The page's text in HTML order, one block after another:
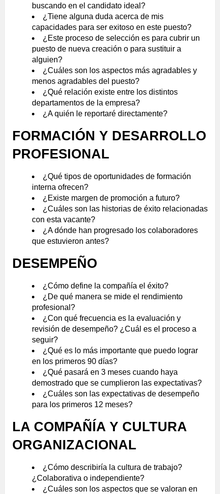
buscando en el candidato ideal?
¿Tiene alguna duda acerca de mis
capacidades para ser exitoso en este puesto?
¿Este proceso de selección es para cubrir un
puesto de nueva creación o para sustituir a
alguien?
¿Cuáles son los aspectos más agradables y
menos agradables del puesto?
¿Qué relación existe entre los distintos
departamentos de la empresa?
¿A quién le reportaré directamente?
FORMACIÓN Y DESARROLLO
PROFESIONAL
¿Qué tipos de oportunidades de formación
interna ofrecen?
¿Existe margen de promoción a futuro?
¿Cuáles son las historias de éxito relacionadas
con esta vacante?
¿A dónde han progresado los colaboradores
que estuvieron antes?
DESEMPEÑO
¿Cómo define la compañía el éxito?
¿De qué manera se mide el rendimiento
profesional?
¿Con qué frecuencia es la evaluación y
revisión de desempeño? ¿Cuál es el proceso a
seguir?
¿Qué es lo más importante que puedo lograr
en los primeros 90 días?
¿Qué pasará en 3 meses cuando haya
demostrado que se cumplieron las expectativas?
¿Cuáles son las expectativas de desempeño
para los primeros 12 meses?
LA COMPAÑÍA Y CULTURA
ORGANIZACIONAL
¿Cómo describiría la cultura de trabajo?
¿Colaborativa o independiente?
¿Cuáles son los aspectos que se valoran en